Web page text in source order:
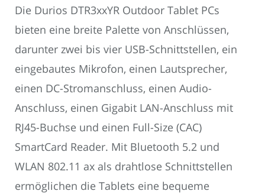
Die Durios DTR3xxYR Outdoor Tablet PCs
bieten eine breite Palette von Anschlüssen,
darunter zwei bis vier USB-Schnittstellen, ein
eingebautes Mikrofon, einen Lautsprecher,
einen DC-Stromanschluss, einen Audio-
Anschluss, einen Gigabit LAN-Anschluss mit
RJ45-Buchse und einen Full-Size (CAC)
SmartCard Reader. Mit Bluetooth 5.2 und
WLAN 802.11 ax als drahtlose Schnittstellen
ermöglichen die Tablets eine bequeme